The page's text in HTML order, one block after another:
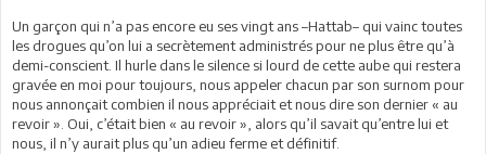
Un garçon qui n’a pas encore eu ses vingt ans –Hattab– qui vainc toutes
les drogues qu’on lui a secrètement administrés pour ne plus être qu’à
demi-conscient. Il hurle dans le silence si lourd de cette aube qui restera
gravée en moi pour toujours, nous appeler chacun par son surnom pour
nous annonçait combien il nous appréciait et nous dire son dernier « au
revoir ». Oui, c’était bien « au revoir », alors qu’il savait qu’entre lui et
nous, il n’y aurait plus qu’un adieu ferme et définitif.